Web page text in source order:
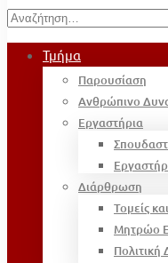
Search
for:
Τμήμα
Παρουσίαση
Ανθρώπινο
Εργαστήρια
Διάρθρωση
Τομείς
Μητρώο
Πολιτική